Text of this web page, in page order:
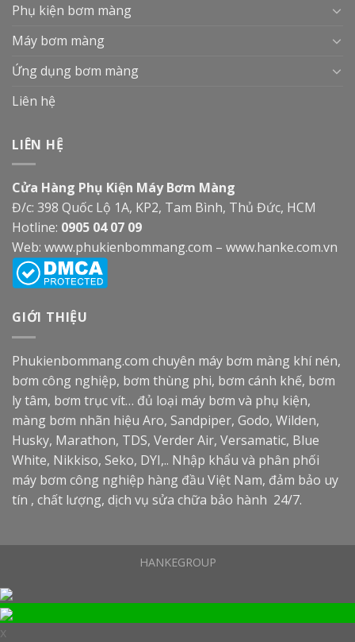
Phụ kiện bơm màng
Máy bơm màng
Ứng dụng bơm màng
Liên hệ
LIÊN HỆ
Cửa Hàng Phụ Kiện Máy Bơm Màng
Đ/c: 398 Quốc Lộ 1A, KP2, Tam Bình, Thủ Đức, HCM
Hotline: 0905 04 07 09
Web: www.phukienbommang.com – www.hanke.com.vn
GIỚI THIỆU
Phukienbommang.com chuyên máy bơm màng khí nén,
bơm công nghiệp, bơm thùng phi, bơm cánh khế, bơm
ly tâm, bơm trục vít… đủ loại máy bơm và phụ kiện,
màng bơm nhãn hiệu Aro, Sandpiper, Godo, Wilden,
Husky, Marathon, TDS, Verder Air, Versamatic, Blue
White, Nikkiso, Seko, DYI,.. Nhập khẩu và phân phối
máy bơm công nghiệp hàng đầu Việt Nam, đảm bảo uy
tín , chất lượng, dịch vụ sửa chữa bảo hành 24/7.
HANKEGROUP
x